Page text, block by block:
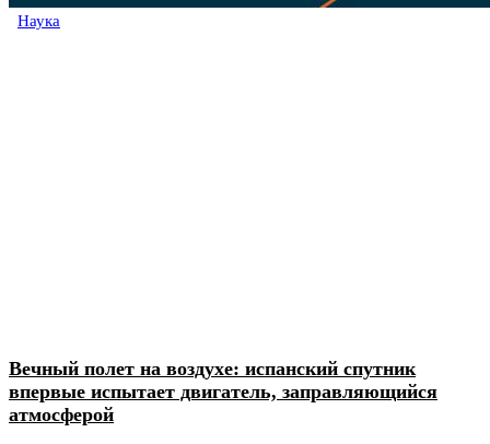
Наука
Вечный полет на воздухе: испанский спутник
впервые испытает двигатель, заправляющийся
атмосферой